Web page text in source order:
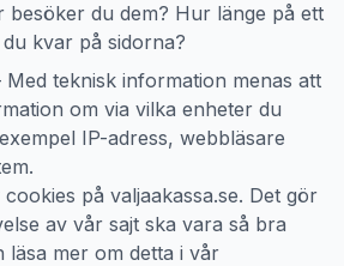
besöker du dem? Hur länge på ett
kvar på sidorna?
Med teknisk information menas att
om via vilka enheter du
IP-adress, webbläsare
på valjaakassa.se. Det gör
av vår sajt ska vara så bra
läsa mer om detta i vår